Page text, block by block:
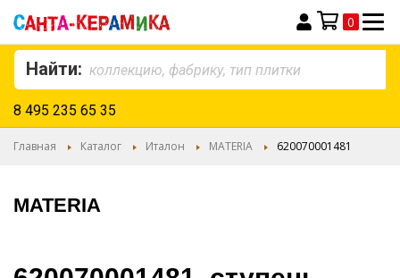
Моя корзина
0
Найти:
8 495 235 65 35
Главная Каталог Италон MATERIA 620070001481
MATERIA